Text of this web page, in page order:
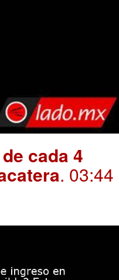
cada 4
. 03:44